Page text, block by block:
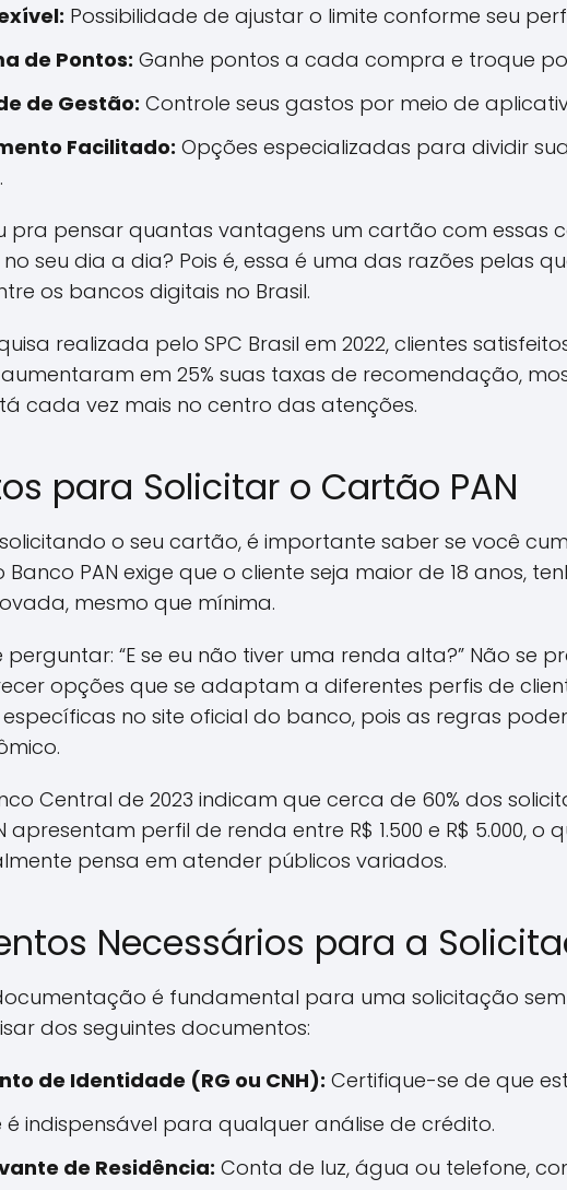
Possibilidade de ajustar o limite conforme seu
de Pontos: Ganhe pontos a cada compra e troque
de Gestão: Controle seus gastos por meio de
Facilitado: Opções especializadas para dividir
pra pensar quantas vantagens um cartão com essas
seu dia a dia? Pois é, essa é uma das razões pelas
os bancos digitais no Brasil.
realizada pelo SPC Brasil em 2022, clientes
em 25% suas taxas de recomendação,
cada vez mais no centro das atenções.
para Solicitar o Cartão PAN
o seu cartão, é importante saber se você
Banco PAN exige que o cliente seja maior de 18 anos,
mesmo que mínima.
“E se eu não tiver uma renda alta?” Não se
opções que se adaptam a diferentes perfis de
no site oficial do banco, pois as regras
Central de 2023 indicam que cerca de 60% dos
apresentam perfil de renda entre R$ 1.500 e R$ 5.000, o
pensa em atender públicos variados.
Necessários para a
é fundamental para uma solicitação sem
dos seguintes documentos:
de Identidade (RG ou CNH): Certifique-se de que
é indispensável para qualquer análise de crédito.
de Residência: Conta de luz, água ou telefone,